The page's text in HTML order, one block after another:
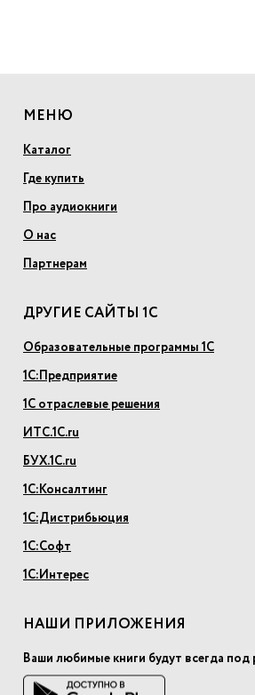
МЕНЮ
Каталог
Где купить
Про аудиокниги
О нас
Партнерам
ДРУГИЕ САЙТЫ 1С
Образовательные программы 1С
1С:Предприятие
1С отраслевые решения
ИТС.1С.ru
БУХ.1С.ru
1С:Консалтинг
1С:Дистрибьюция
1С:Софт
1С:Интерес
НАШИ ПРИЛОЖЕНИЯ
Ваши любимые книги будут всегда под